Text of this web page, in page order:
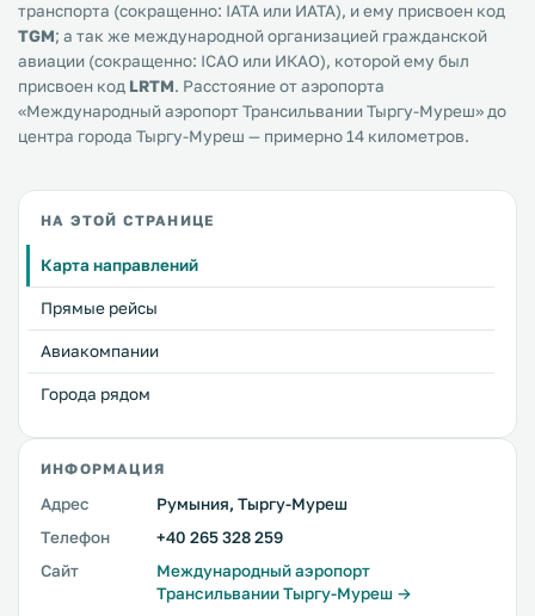
транспорта (сокращенно: IATA или ИАТА), и ему присвоен код
TGM; а так же международной организацией гражданской
авиации (сокращенно: ICAO или ИКАО), которой ему был
присвоен код LRTM. Расстояние от аэропорта
«Международный аэропорт Трансильвании Тыргу-Муреш» до
центра города Тыргу-Муреш — примерно 14 километров.
НА ЭТОЙ СТРАНИЦЕ
Карта направлений
Прямые рейсы
Авиакомпании
Города рядом
ИНФОРМАЦИЯ
Адрес
Румыния, Тыргу-Муреш
Телефон
+40 265 328 259
Сайт
Международный аэропорт
Трансильвании Тыргу-Муреш →